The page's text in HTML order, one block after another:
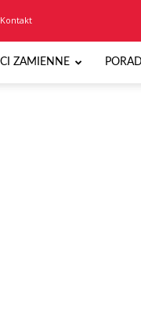
Kontakt
ZAMIENNE